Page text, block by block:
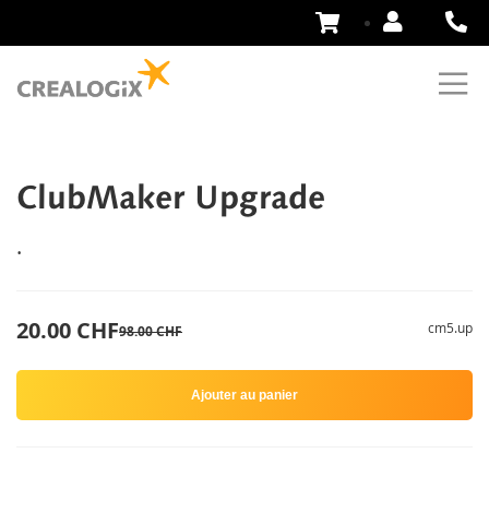
Aller
ClubMaker Upgrade
.
98.00 CHF
20.00 CHF cm5.up
Ajouter au panier